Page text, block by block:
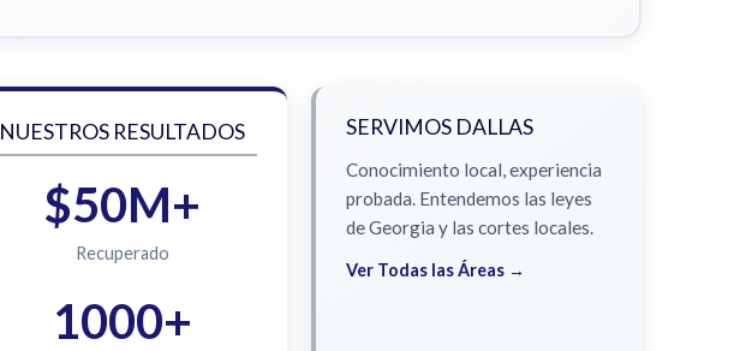
NUESTROS RESULTADOS
$50M+
Recuperado
1000+
SERVIMOS DALLAS
Conocimiento local, experiencia
probada. Entendemos las leyes
de Georgia y las cortes locales.
Ver Todas las Áreas →